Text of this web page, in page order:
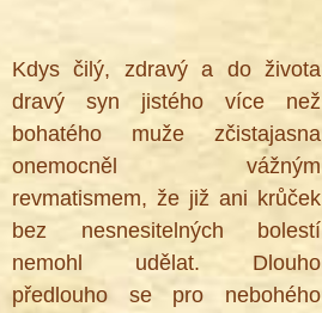
Kdys čilý, zdravý a do života
dravý syn jistého více než
bohatého muže zčistajasna
onemocněl vážným
revmatismem, že již ani krůček
bez nesnesitelných bolestí
nemohl udělat. Dlouho
předlouho se pro nebohého